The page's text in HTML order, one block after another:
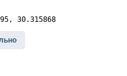
30.315868